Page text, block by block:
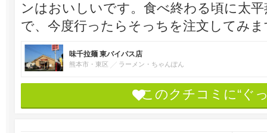
ンはおいしいです。食べ終わる頃に太
で、今度行ったらそっちを注文してみま
味千拉麺 東バイパス店
熊本市・東区 ラーメン・ちゃんぽん
このクチコミに“ぐ